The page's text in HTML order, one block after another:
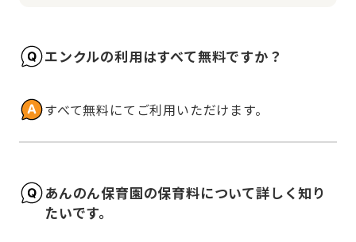
エンクルの利用はすべて無料ですか？
すべて無料にてご利用いただけます。
あんのん保育園の保育料について詳しく知り
たいです。